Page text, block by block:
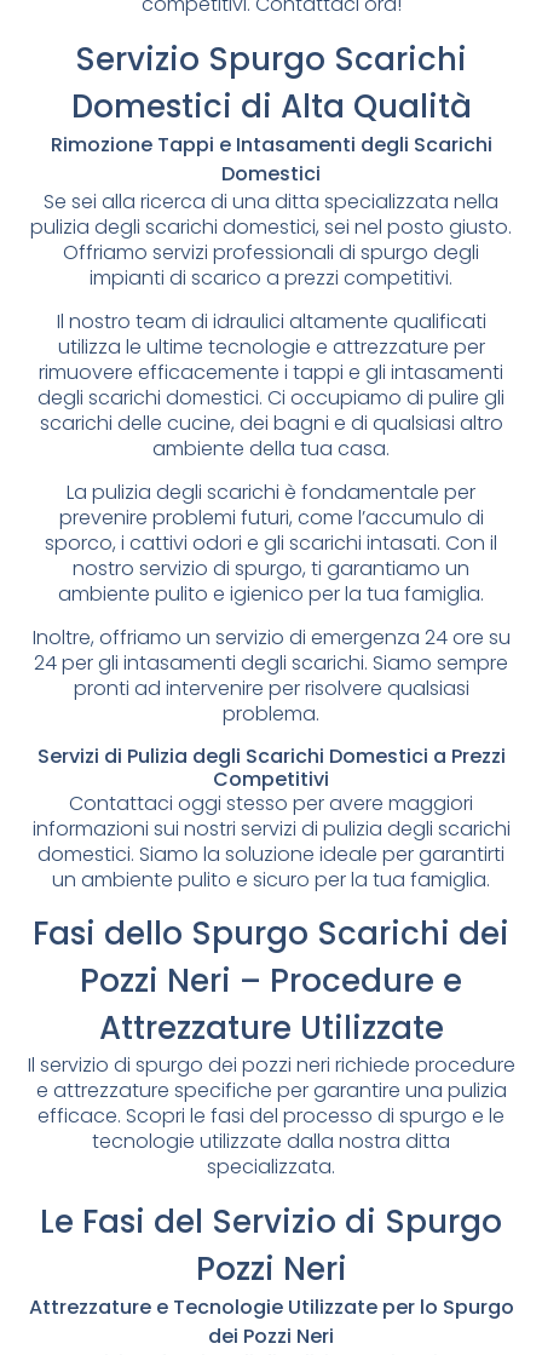
Servizio Spurgo Scarichi
Domestici di Alta Qualità
Rimozione Tappi e Intasamenti degli Scarichi
Domestici
Se sei alla ricerca di una ditta specializzata nella
pulizia degli scarichi domestici, sei nel posto giusto.
Offriamo servizi professionali di spurgo degli
impianti di scarico a prezzi competitivi.
Il nostro team di idraulici altamente qualificati
utilizza le ultime tecnologie e attrezzature per
rimuovere efficacemente i tappi e gli intasamenti
degli scarichi domestici. Ci occupiamo di pulire gli
scarichi delle cucine, dei bagni e di qualsiasi altro
ambiente della tua casa.
La pulizia degli scarichi è fondamentale per
prevenire problemi futuri, come l’accumulo di
sporco, i cattivi odori e gli scarichi intasati. Con il
nostro servizio di spurgo, ti garantiamo un
ambiente pulito e igienico per la tua famiglia.
Inoltre, offriamo un servizio di emergenza 24 ore su
24 per gli intasamenti degli scarichi. Siamo sempre
pronti ad intervenire per risolvere qualsiasi
problema.
Servizi di Pulizia degli Scarichi Domestici a Prezzi
Competitivi
Contattaci oggi stesso per avere maggiori
informazioni sui nostri servizi di pulizia degli scarichi
domestici. Siamo la soluzione ideale per garantirti
un ambiente pulito e sicuro per la tua famiglia.
Fasi dello Spurgo Scarichi dei
Pozzi Neri – Procedure e
Attrezzature Utilizzate
Il servizio di spurgo dei pozzi neri richiede procedure
e attrezzature specifiche per garantire una pulizia
efficace. Scopri le fasi del processo di spurgo e le
tecnologie utilizzate dalla nostra ditta
specializzata.
Le Fasi del Servizio di Spurgo
Pozzi Neri
Attrezzature e Tecnologie Utilizzate per lo Spurgo
dei Pozzi Neri